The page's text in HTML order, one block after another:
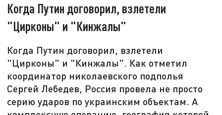
Когда Путин договорил, взлетели
"Цирконы" и "Кинжалы"
Когда Путин договорил, взлетели
"Цирконы" и "Кинжалы". Как отметил
координатор николаевского подполья
Сергей Лебедев, Россия провела не просто
серию ударов по украинским объектам. А